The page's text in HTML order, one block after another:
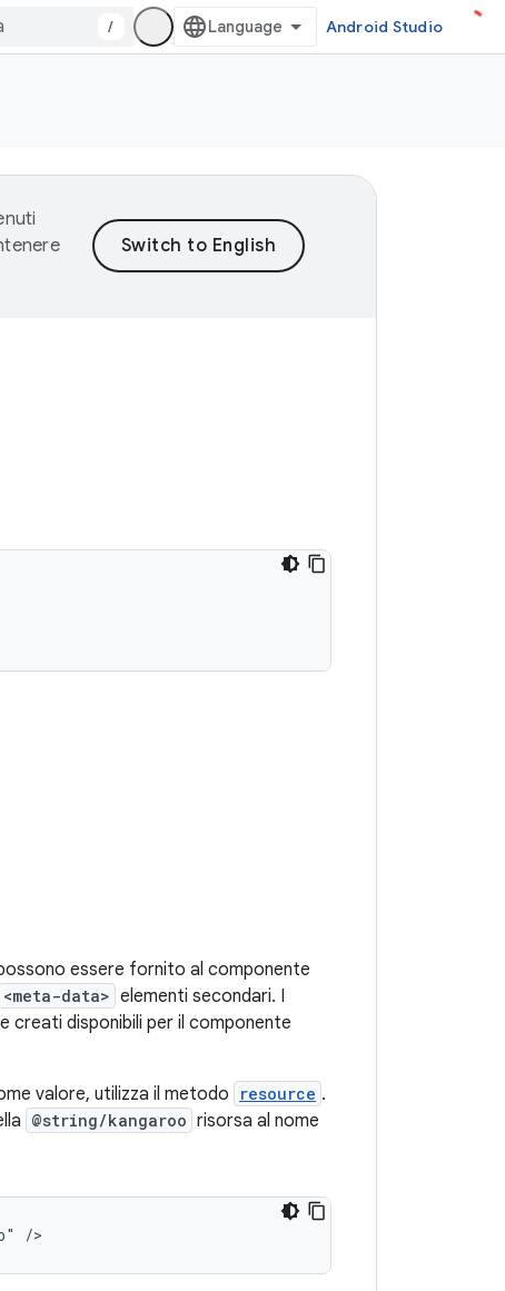
/ Android Studio
essere fornito al componente
<meta-data> elementi secondari. I
e creati disponibili per il componente
valore, utilizza il metodo resource .
@string/kangaroo risorsa al nome
/>